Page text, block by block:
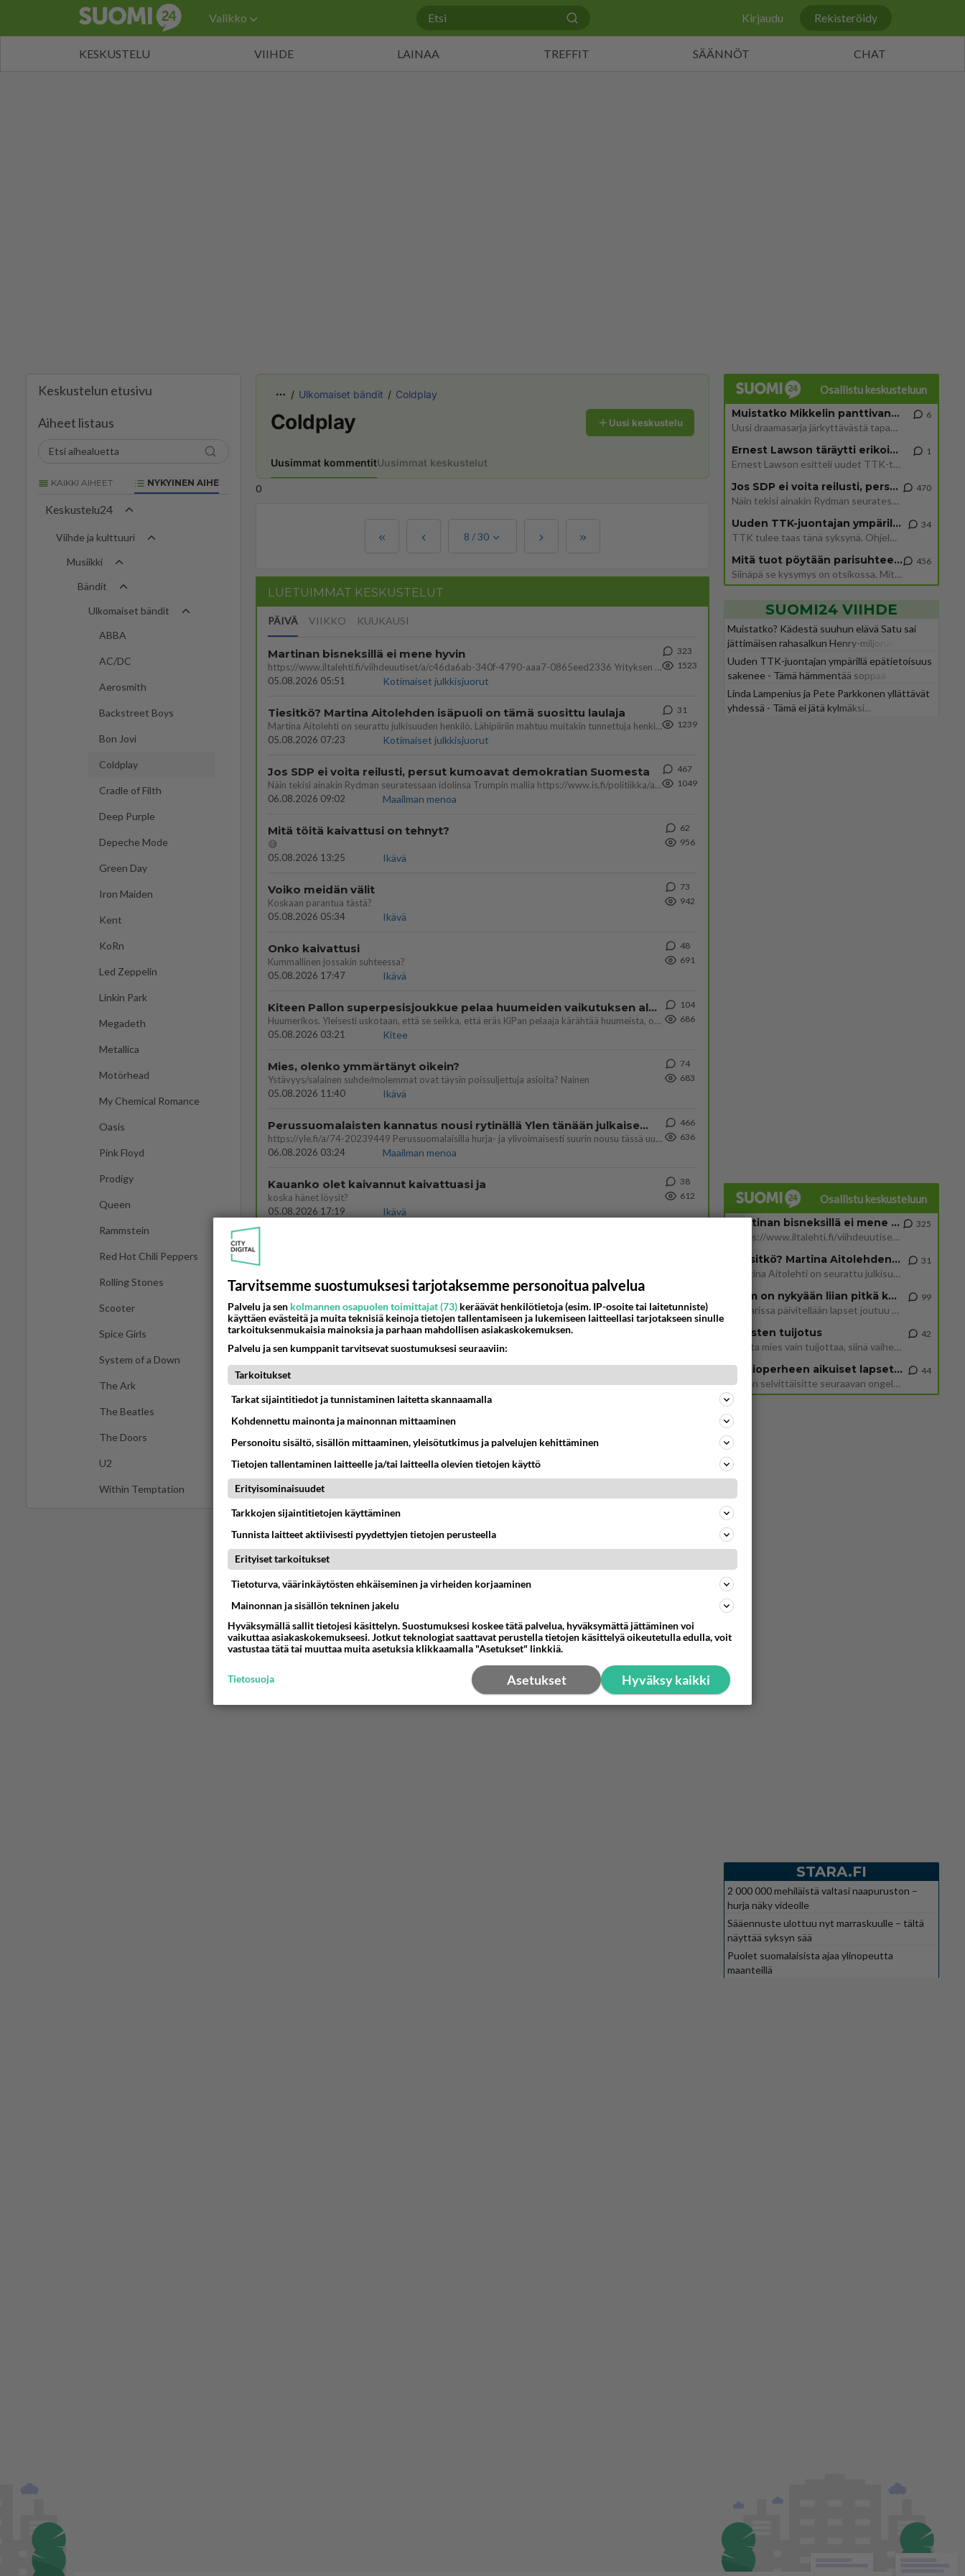
Valikko Kirjaudu Rekisteröidy
KESKUSTELU VIIHDE LAINAA TREFFIT SÄÄNNÖT CHAT
Keskustelun etusivu
Aiheet listaus
KAIKKI AIHEET NYKYINEN AIHE
Keskustelu24
Viihde ja kulttuuri
Musiikki
Bändit
Ulkomaiset bändit
ABBA
AC/DC
Aerosmith
Backstreet Boys
Bon Jovi
Coldplay
Cradle of Filth
Deep Purple
Depeche Mode
Green Day
Iron Maiden
Kent
KoRn
Led Zeppelin
Linkin Park
Megadeth
Metallica
Motörhead
My Chemical Romance
Oasis
Pink Floyd
Prodigy
Queen
Rammstein
Red Hot Chili Peppers
Rolling Stones
Scooter
Spice Girls
System of a Down
The Ark
The Beatles
The Doors
U2
Within Temptation
Ulkomaiset bändit Coldplay
Coldplay Uusi keskustelu
Uusimmat kommentitUusimmat keskustelut
0
8 /30
LUETUIMMAT KESKUSTELUT
PÄIVÄ VIIKKO KUUKAUSI
Martinan bisneksillä ei mene hyvin
https://www.iltalehti.fi/viihdeuutiset/a/c46da6ab-340f-4790-aaa7-0865eed2336 Yrityksen konkurssihakemus on tullut kärä
05.08.2026 05:51
Kotimaiset julkkisjuorut
323
1523
Tiesitkö? Martina Aitolehden isäpuoli on tämä suosittu laulaja
Martina Aitolehti on seurattu julkisuuden henkilö. Lähipiiriin mahtuu muitakin tunnettuja henkilöitä. Tiesitkö, että Ma
05.08.2026 07:23
Kotimaiset julkkisjuorut
31
1239
Jos SDP ei voita reilusti, persut kumoavat demokratian Suomesta
Näin tekisi ainakin Rydman seuratessaan idolinsa Trumpin mallia https://www.is.fi/politiikka/art-2000012187244.html
06.08.2026 09:02
Maailman menoa
467
1049
Mitä töitä kaivattusi on tehnyt?
😅
05.08.2026 13:25
Ikävä
62
956
Voiko meidän välit
Koskaan parantua tästä?
05.08.2026 05:34
Ikävä
73
942
Onko kaivattusi
Kummallinen jossakin suhteessa?
05.08.2026 17:47
Ikävä
48
691
Kiteen Pallon superpesisjoukkue pelaa huumeiden vaikutuksen alaisena
Huumerikos. Yleisesti uskotaan, että se seikka, että eräs KiPan pelaaja kärähtää huumeista, on vain jäävuoren huippu. M
05.08.2026 03:21
Kitee
104
686
Mies, olenko ymmärtänyt oikein?
Ystävyys/salainen suhde/molemmat ovat täysin poissuljettuja asioita? Nainen
05.08.2026 11:40
Ikävä
74
683
Perussuomalaisten kannatus nousi rytinällä Ylen tänään julkaisemassa tuoreimmassa gallup-kyselyssä.
https://yle.fi/a/74-20239449 Perussuomalaisilla hurja- ja ylivoimaisesti suurin nousu tässä uudessa Ylen gallupissa. Kyl
06.08.2026 03:24
Maailman menoa
466
636
Kauanko olet kaivannut kaivattuasi ja
koska hänet löysit?
05.08.2026 17:19
Ikävä
38
612
Osallistu keskusteluun
Muistatko Mikkelin panttivankidraaman?
Uusi draamasarja järkyttävästä tapauksesta on tulossa. Tositapahtumiin perustuva sarja ammentaa vuoden 1986 Mikkelin pan
6
Ernest Lawson täräytti erikoisen heiton TTK-lehdistötilaisuudessa: " Onko tässä tarkoituksena...?"
Ernest Lawson esitteli uudet TTK-tähtioppilaat ja opettajat torstaina 6.8. lehdistölle. Tulevalla kaudella on yksi hausk
1
Jos SDP ei voita reilusti, persut kumoavat demokratian Suomesta
Näin tekisi ainakin Rydman seuratessaan idolinsa Trumpin mallia https://www.is.fi/politiikka/art-2000012187244.html
470
Uuden TTK-juontajan ympärillä epätietoisuus sakenee - Nyt MTV hämmentää soppaa
TTK tulee taas tänä syksynä. Ohjelman uudet tähtioppilaat julkistetaan torstaina 6. elokuuta klo 14 alkavassa lehdistö
34
Mitä tuot pöytään parisuhteessa?
Siinäpä se kysymys on otsikossa. Mitäpä siis tuot/toisit pöytään parisuhteessa? Oletko mies vai nainen? Koetko sen mitä
456
SUOMI24 VIIHDE
Muistatko? Kädestä suuhun elävä Satu sai
jättimäisen rahasalkun Henry-miljonääriltä
Uuden TTK-juontajan ympärillä epätietoisuus
sakenee - Tämä hämmentää soppaa
Linda Lampenius ja Pete Parkkonen yllättävät
yhdessä - Tämä ei jätä kylmäksi...
Osallistu keskusteluun
Martinan bisneksillä ei mene hyvin
https://www.iltalehti.fi/viihdeuutiset/a/c46da6ab-340f-4790-aaa7-0865eed2336 Yrityksen konkurssihakemus on tullut kärä
325
Tiesitkö? Martina Aitolehden isäpuoli on tämä suosittu laulaja
Martina Aitolehti on seurattu julkisuuden henkilö. Lähipiiriin mahtuu muitakin tunnettuja henkilöitä. Tiesitkö, että Ma
31
2 km on nykyään liian pitkä koulumatka
Hesarissa päivitellään lapset joutuu nyt kulkemaan 2 km kouluun jösses. Ruostefillarilla tuo matka menee vaikka miten äk
99
Miesten tuijotus
Mutta mies vain tuijottaa, siinä vaiheessa käännän itse pään pois. Mikä juttu? Yleensä jos joku tuijottaa tai katsoo, hä
42
Uusioperheen aikuiset lapset tyhjentää jääkaapin käydessään
Miten selvittäisitte seuraavan ongelman, meillä on uusioperhe, minulla teini-ikäiset lapset ja puolisolla aikuiset, jotk
44
STARA.FI
2 000 000 mehiläistä valtasi naapuruston –
hurja näky videolle
Sääennuste ulottuu nyt marraskuulle – tältä
näyttää syksyn sää
Puolet suomalaisista ajaa ylinopeutta
maanteillä
Tarvitsemme suostumuksesi tarjotaksemme personoitua palvelua
Palvelu ja sen kolmannen osapuolen toimittajat (73) keräävät henkilötietoja (esim. IP-osoite tai laitetunniste)
käyttäen evästeitä ja muita teknisiä keinoja tietojen tallentamiseen ja lukemiseen laitteellasi tarjotakseen sinulle
tarkoituksenmukaisia mainoksia ja parhaan mahdollisen asiakaskokemuksen.
Palvelu ja sen kumppanit tarvitsevat suostumuksesi seuraaviin:
Tarkoitukset
Tarkat sijaintitiedot ja tunnistaminen laitetta skannaamalla
Kohdennettu mainonta ja mainonnan mittaaminen
Personoitu sisältö, sisällön mittaaminen, yleisötutkimus ja palvelujen kehittäminen
Tietojen tallentaminen laitteelle ja/tai laitteella olevien tietojen käyttö
Erityisominaisuudet
Tarkkojen sijaintitietojen käyttäminen
Tunnista laitteet aktiivisesti pyydettyjen tietojen perusteella
Erityiset tarkoitukset
Tietoturva, väärinkäytösten ehkäiseminen ja virheiden korjaaminen
Mainonnan ja sisällön tekninen jakelu
Hyväksymällä sallit tietojesi käsittelyn. Suostumuksesi koskee tätä palvelua, hyväksymättä jättäminen voi
vaikuttaa asiakaskokemukseesi. Jotkut teknologiat saattavat perustella tietojen käsittelyä oikeutetulla edulla, voit
vastustaa tätä tai muuttaa muita asetuksia klikkaamalla "Asetukset" linkkiä.
Hyväksy kaikki
Asetukset
Tietosuoja